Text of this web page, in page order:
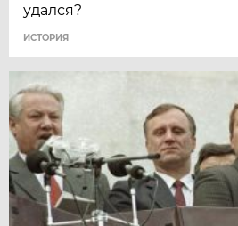
удался?
ИСТОРИЯ